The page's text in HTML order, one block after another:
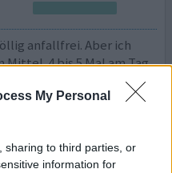
My Personal
sharing to third parties, or
information for
anfallfrei. Aber ich
4 bis 5 Mal am Tag